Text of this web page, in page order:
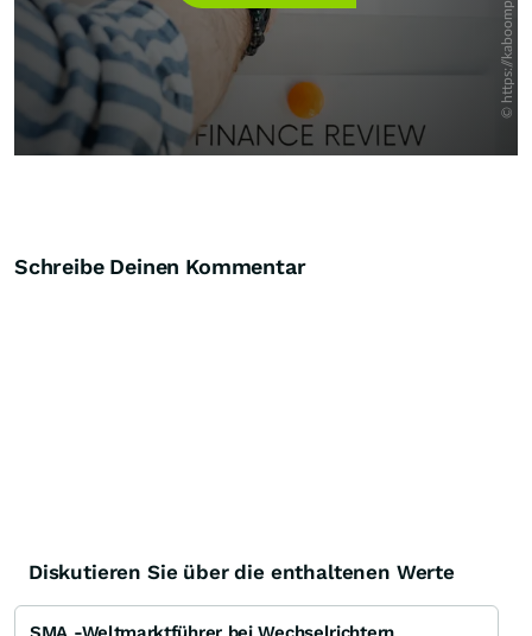
Schreibe Deinen Kommentar
Diskutieren Sie über die enthaltenen Werte